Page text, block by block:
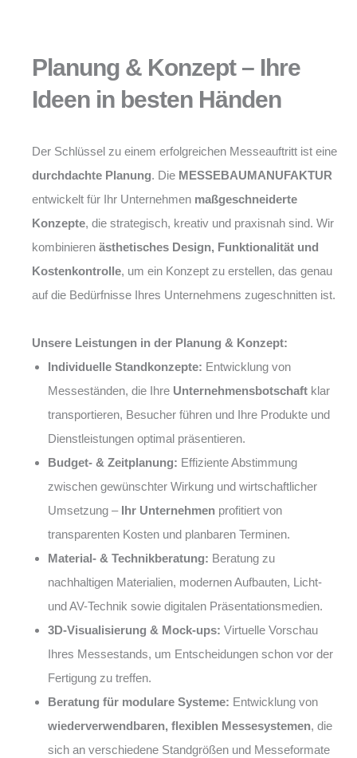
Planung & Konzept – Ihre
Ideen in besten Händen
Der Schlüssel zu einem erfolgreichen Messeauftritt ist eine
durchdachte Planung. Die MESSEBAUMANUFAKTUR
entwickelt für Ihr Unternehmen maßgeschneiderte
Konzepte, die strategisch, kreativ und praxisnah sind. Wir
kombinieren ästhetisches Design, Funktionalität und
Kostenkontrolle, um ein Konzept zu erstellen, das genau
auf die Bedürfnisse Ihres Unternehmens zugeschnitten ist.
Unsere Leistungen in der Planung & Konzept:
Individuelle Standkonzepte: Entwicklung von
Messeständen, die Ihre Unternehmensbotschaft klar
transportieren, Besucher führen und Ihre Produkte und
Dienstleistungen optimal präsentieren.
Budget- & Zeitplanung: Effiziente Abstimmung
zwischen gewünschter Wirkung und wirtschaftlicher
Umsetzung – Ihr Unternehmen profitiert von
transparenten Kosten und planbaren Terminen.
Material- & Technikberatung: Beratung zu
nachhaltigen Materialien, modernen Aufbauten, Licht-
und AV-Technik sowie digitalen Präsentationsmedien.
3D-Visualisierung & Mock-ups: Virtuelle Vorschau
Ihres Messestands, um Entscheidungen schon vor der
Fertigung zu treffen.
Beratung für modulare Systeme: Entwicklung von
wiederverwendbaren, flexiblen Messesystemen, die
sich an verschiedene Standgrößen und Messeformate